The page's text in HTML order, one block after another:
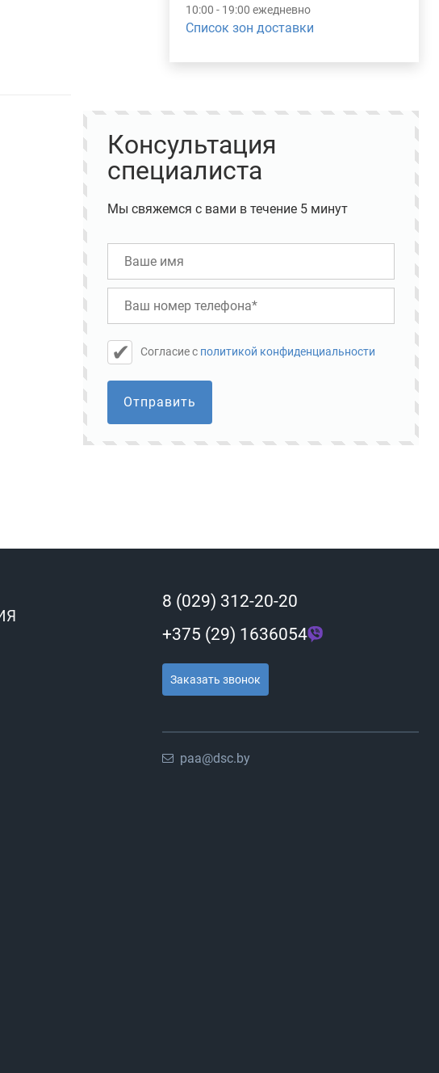
10:00 - 19:00 ежедневно
Список зон доставки
Консультация
специалиста
Мы свяжемся с вами в течение 5 минут
Cогласие с политикой конфиденциальности
Отправить
8 (029) 312-20-20
+375 (29) 1636054
Заказать звонок
paa@dsc.by